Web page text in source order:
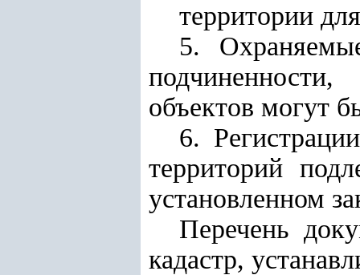
территории
5.
объектов могут
6.
территорий
установленном
Перечень
кадастр,